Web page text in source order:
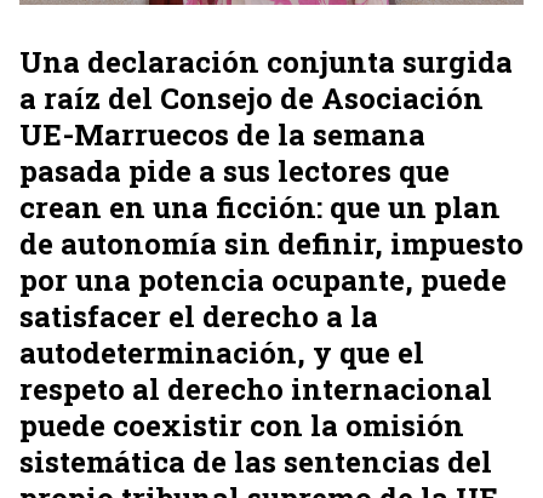
Una declaración conjunta surgida
a raíz del Consejo de Asociación
UE-Marruecos de la semana
pasada pide a sus lectores que
crean en una ficción: que un plan
de autonomía sin definir, impuesto
por una potencia ocupante, puede
satisfacer el derecho a la
autodeterminación, y que el
respeto al derecho internacional
puede coexistir con la omisión
sistemática de las sentencias del